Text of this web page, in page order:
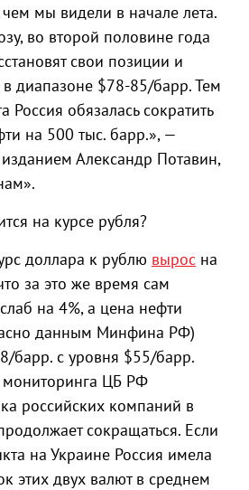
мы видели в начале лета.
во второй половине года
свои позиции и
в диапазоне $78-85/барр. Тем
Россия обязалась сократить
на 500 тыс. барр.», —
Александр Потавин,
на курсе рубля?
доллара к рублю вырос на
за это же время сам
на 4%, а цена нефти
данным Минфина РФ)
барр. с уровня $55/барр.
ЦБ РФ
российских компаний в
сокращаться. Если
на Украине Россия имела
этих двух валют в среднем